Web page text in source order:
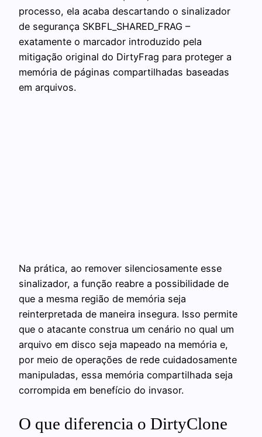
processo, ela acaba descartando o sinalizador
de segurança SKBFL_SHARED_FRAG –
exatamente o marcador introduzido pela
mitigação original do DirtyFrag para proteger a
memória de páginas compartilhadas baseadas
em arquivos.
Na prática, ao remover silenciosamente esse
sinalizador, a função reabre a possibilidade de
que a mesma região de memória seja
reinterpretada de maneira insegura. Isso permite
que o atacante construa um cenário no qual um
arquivo em disco seja mapeado na memória e,
por meio de operações de rede cuidadosamente
manipuladas, essa memória compartilhada seja
corrompida em benefício do invasor.
O que diferencia o DirtyClone